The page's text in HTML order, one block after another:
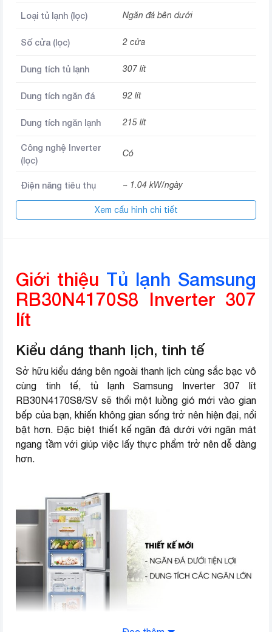
Loại tủ lạnh (lọc) Ngăn đá bên dưới
Số cửa (lọc) 2 cửa
Dung tích tủ lạnh 307 lít
Dung tích ngăn đá 92 lít
Dung tích ngăn lạnh 215 lít
Công nghệ Inverter
(lọc)
Có
Điện năng tiêu thụ ~ 1.04 kW/ngày
Công nghệ làm lạnh Công nghệ làm lạnh vòm
điện, Lấy nước bên ngoài
Công nghệ kháng
khuẩn
Bộ lọc khử mùi than hoạt tính
thực phẩm
Fresh Zone
Chất liệu cửa tủ Kim loại phủ sơn tĩnh điện
Chất liệu khay Kính chịu lực
Kích thước
Cao 170 cm – Rộng 59.5 cm –
Sâu 66.3 cm
Xem cấu hình chi tiết
Giới thiệu Tủ lạnh Samsung
RB30N4170S8 Inverter 307
lít
Kiểu dáng thanh lịch, tinh tế
Sở hữu kiểu dáng bên ngoài thanh lịch cùng sắc bạc vô
cùng tinh tế, tủ lạnh Samsung Inverter 307 lít
RB30N4170S8/SV sẽ thổi một luồng gió mới vào gian
bếp của bạn, khiến không gian sống trở nên hiện đại, nổi
bật hơn. Đặc biệt thiết kế ngăn đá dưới với ngăn mát
ngang tầm với giúp việc lấy thực phẩm trở nên dễ dàng
hơn.